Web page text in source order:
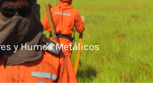
y Humos Metálicos